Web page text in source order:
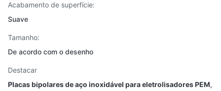
Acabamento de superfície:
Suave
Tamanho:
De acordo com o desenho
Destacar
Placas bipolares de aço inoxidável para eletrolisadores PEM,